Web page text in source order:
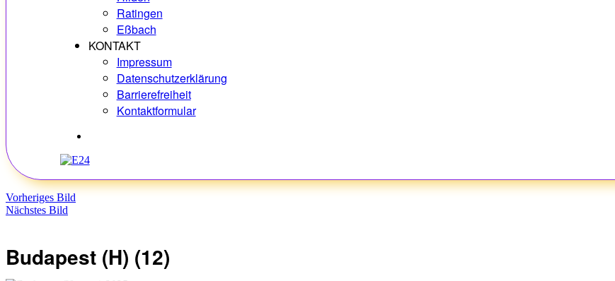
Ratingen
Eßbach
KONTAKT
Impressum
Datenschutzerklärung
Barrierefreiheit
Kontaktformular
Vorheriges Bild
Nächstes Bild
Budapest (H) (12)